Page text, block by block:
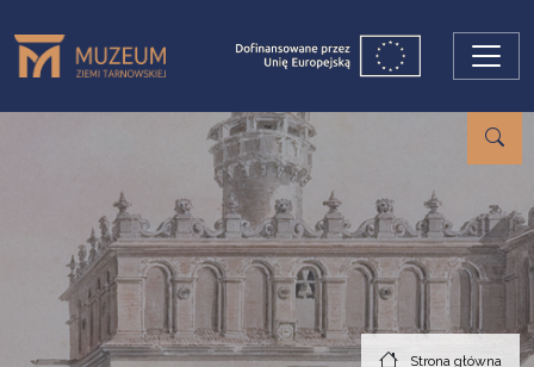
Strona główna